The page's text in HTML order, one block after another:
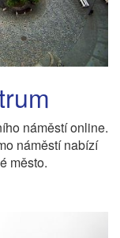
náměstí online.
náměstí nabízí
město.